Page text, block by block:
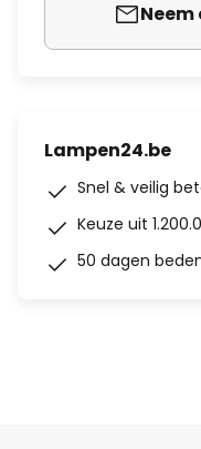
Lampen24.be
Snel & veilig
Keuze uit
50 dagen